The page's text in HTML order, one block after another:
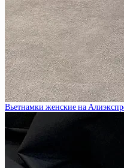
Вьетнамки женские на